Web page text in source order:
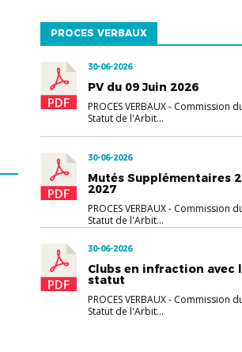
PROCES VERBAUX
30-06-2026
PV du 09 Juin 2026
PROCES VERBAUX- Commission
Statut de l'Arbit...
30-06-2026
Mutés Supplémentaires
2027
PROCES VERBAUX- Commission
Statut de l'Arbit...
30-06-2026
Clubs en infraction avec
statut
PROCES VERBAUX- Commission
Statut de l'Arbit...